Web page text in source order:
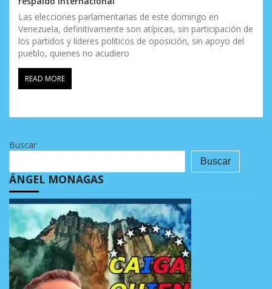
Las elecciones parlamentarias de este domingo en
Venezuela, definitivamente son atípicas, sin participación de
los partidos y líderes políticos de oposición, sin apoyo del
pueblo, quienes no acudiero
READ MORE
Buscar
Buscar
ÁNGEL MONAGAS